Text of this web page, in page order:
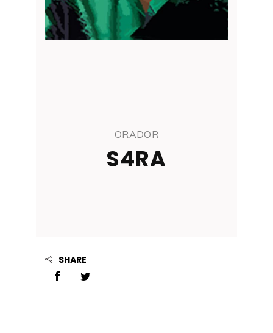
ORADOR
S4RA
SHARE